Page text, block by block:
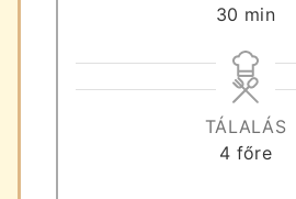
30 perc
min
TÁLALÁS
4 főre